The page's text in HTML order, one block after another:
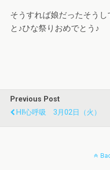
そうすれば娘だったそう
と♪ひな祭りおめでとう♪
Previous Post
HI!心呼吸 3月02日（火）